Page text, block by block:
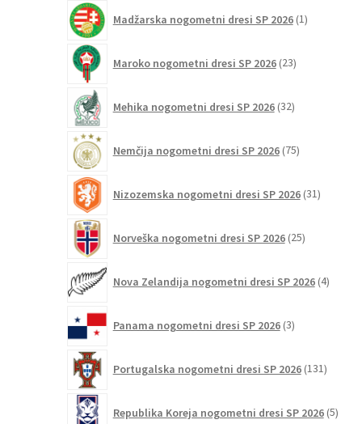
Madžarska nogometni dresi SP 2026 1izdelek
Maroko nogometni dresi SP 2026 23izdelkov
Mehika nogometni dresi SP 2026 32izdelkov
Nemčija nogometni dresi SP 2026 75izdelkov
Nizozemska nogometni dresi SP 2026 31izdelkov
Norveška nogometni dresi SP 2026 25izdelkov
Nova Zelandija nogometni dresi SP 2026 4izdelki
Panama nogometni dresi SP 2026 3izdelki
Portugalska nogometni dresi SP 2026 131
Republika Koreja nogometni dresi SP 2026 5